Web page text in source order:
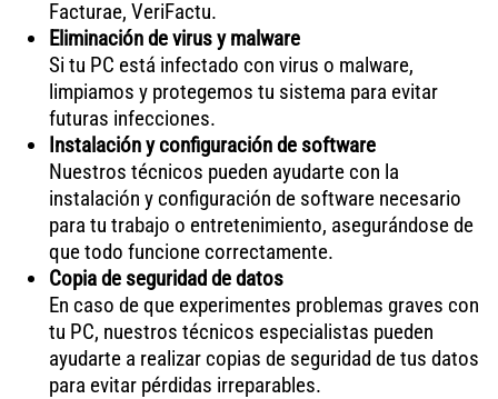
Facturae, VeriFactu.
Eliminación de virus y malware
Si tu PC está infectado con virus o malware,
limpiamos y protegemos tu sistema para evitar
futuras infecciones.
Instalación y configuración de software
Nuestros técnicos pueden ayudarte con la
instalación y configuración de software necesario
para tu trabajo o entretenimiento, asegurándose de
que todo funcione correctamente.
Copia de seguridad de datos
En caso de que experimentes problemas graves con
tu PC, nuestros técnicos especialistas pueden
ayudarte a realizar copias de seguridad de tus datos
para evitar pérdidas irreparables.